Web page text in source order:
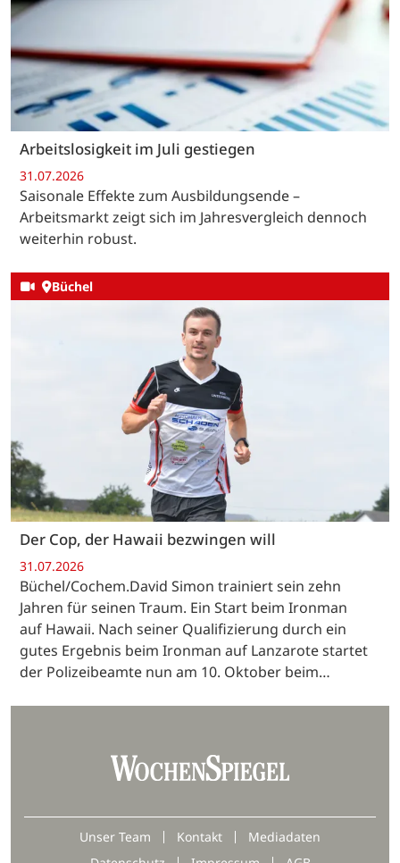
Arbeitslosigkeit im Juli gestiegen
31.07.2026
Saisonale Effekte zum Ausbildungsende –
Arbeitsmarkt zeigt sich im Jahresvergleich dennoch
weiterhin robust.
Büchel
Der Cop, der Hawaii bezwingen will
31.07.2026
Büchel/Cochem.David Simon trainiert sein zehn
Jahren für seinen Traum. Ein Start beim Ironman
auf Hawaii. Nach seiner Qualifizierung durch ein
gutes Ergebnis beim Ironman auf Lanzarote startet
der Polizeibeamte nun am 10. Oktober beim…
Unser Team Kontakt
Mediadaten